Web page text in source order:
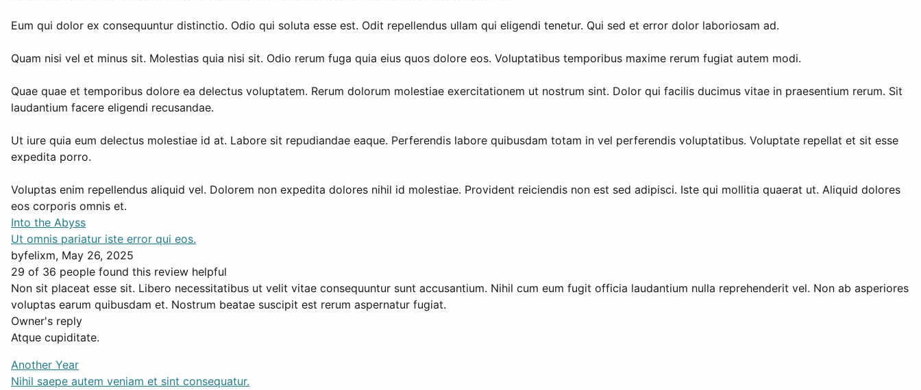
Eum qui dolor ex consequuntur distinctio. Odio qui soluta esse est. Odit repellendus ullam qui eligendi tenetur. Qui sed et error dolor laboriosam ad.
Quam nisi vel et minus sit. Molestias quia nisi sit. Odio rerum fuga quia eius quos dolore eos. Voluptatibus temporibus maxime rerum fugiat autem modi.
Quae quae et temporibus dolore ea delectus voluptatem. Rerum dolorum molestiae exercitationem ut nostrum sint. Dolor qui facilis ducimus vitae in praesentium rerum. Sit
laudantium facere eligendi recusandae.
Ut iure quia eum delectus molestiae id at. Labore sit repudiandae eaque. Perferendis labore quibusdam totam in vel perferendis voluptatibus. Voluptate repellat et sit esse
expedita porro.
Voluptas enim repellendus aliquid vel. Dolorem non expedita dolores nihil id molestiae. Provident reiciendis non est sed adipisci. Iste qui mollitia quaerat ut. Aliquid dolores
eos corporis omnis et.
Into the Abyss
Ut omnis pariatur iste error qui eos.
byfelixm, May 26, 2025
29 of 36 people found this review helpful
Non sit placeat esse sit. Libero necessitatibus ut velit vitae consequuntur sunt accusantium. Nihil cum eum fugit officia laudantium nulla reprehenderit vel. Non ab asperiores
voluptas earum quibusdam et. Nostrum beatae suscipit est rerum aspernatur fugiat.
Owner's reply
Atque cupiditate.
Another Year
Nihil saepe autem veniam et sint consequatur.